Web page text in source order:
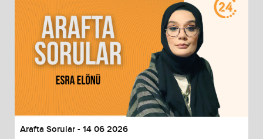
Arafta Sorular - 14 06 2026